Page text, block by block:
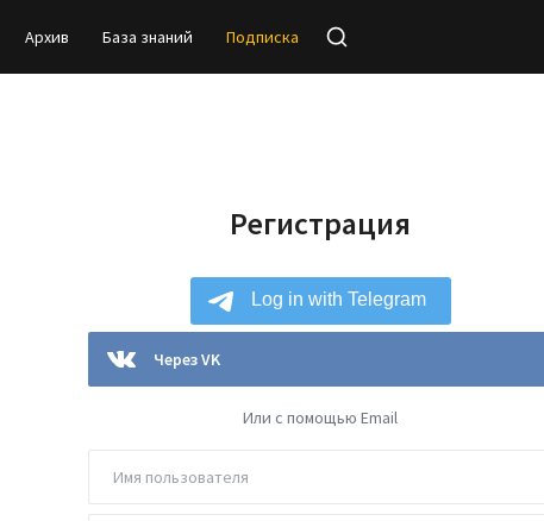
Архив База знаний Подписка
Регистрация
Через VK
Или с помощью Email